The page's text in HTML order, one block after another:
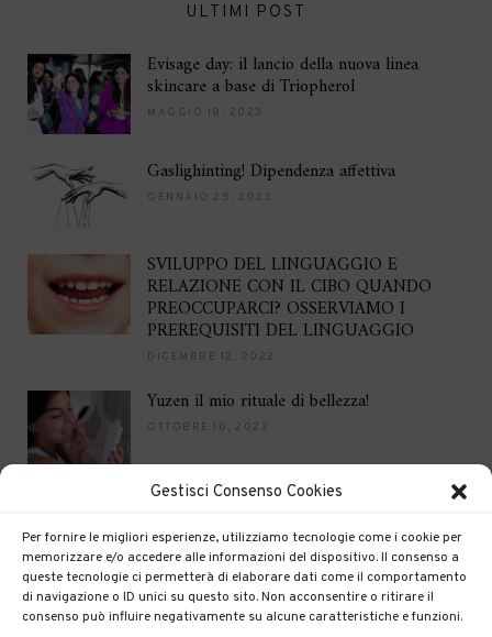
Gestisci Consenso Cookies
Per fornire le migliori esperienze, utilizziamo tecnologie come i cookie per
memorizzare e/o accedere alle informazioni del dispositivo. Il consenso a
queste tecnologie ci permetterà di elaborare dati come il comportamento
di navigazione o ID unici su questo sito. Non acconsentire o ritirare il
consenso può influire negativamente su alcune caratteristiche e funzioni.
ULTIMI POST
Evisage day: il lancio della nuova linea
skincare a base di Triopherol
MAGGIO 18, 2023
Gaslighinting! Dipendenza affettiva
GENNAIO 25, 2023
SVILUPPO DEL LINGUAGGIO E
RELAZIONE CON IL CIBO QUANDO
PREOCCUPARCI? OSSERVIAMO I
PREREQUISITI DEL LINGUAGGIO
DICEMBRE 12, 2022
Yuzen il mio rituale di bellezza!
OTTOBRE 10, 2022
DICEMBRE 16, 2021